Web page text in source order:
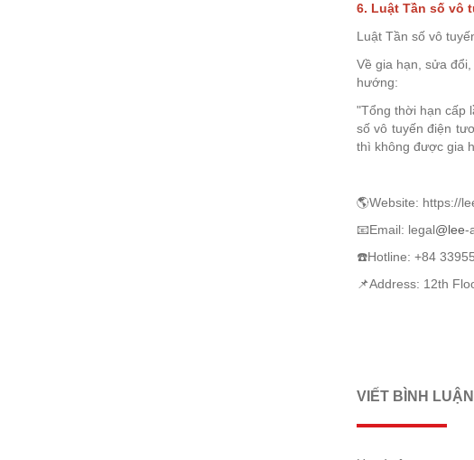
6. Luật Tần số vô
Luật Tần số vô
Về gia hạn, sửa
hướng:
"Tổng thời hạn cấp
số vô tuyến điện
thì không được gia
🌎Website: https://
📧Email: legal@lee-
☎️Hotline: +84
📌Address: 12th
VIẾT BÌNH LUẬN